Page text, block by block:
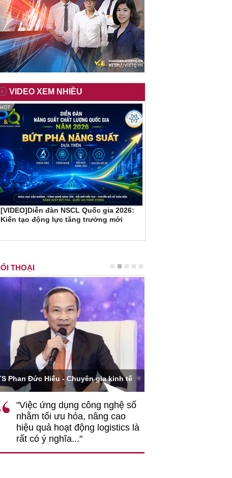
VIDEO XEM NHIỀU
[VIDEO]Diễn đàn NSCL Quốc gia 2026:
Kiến tạo động lực tăng trưởng mới
THOẠI
Phan Đức Hiếu - Chuyên gia kinh tế
"Việc ứng dụng công nghệ số
nhằm tối ưu hóa, nâng cao
hiệu quả hoạt động logistics là
rất có ý nghĩa..."